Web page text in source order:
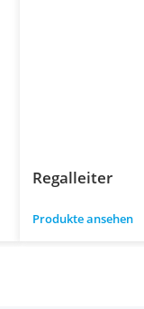
Regalleiter
Produkte ansehen